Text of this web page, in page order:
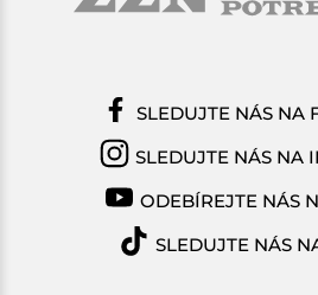
SLEDUJTE NÁS NA
SLEDUJTE NÁS NA
ODEBÍREJTE NÁS
SLEDUJTE NÁS